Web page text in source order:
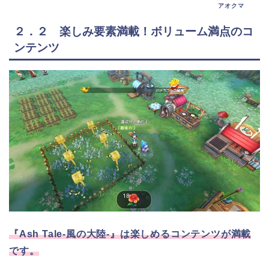
アオクマ
２．２ 楽しみ要素満載！ボリューム満点のコ
ンテンツ
『Ash Tale-風の大陸-』は楽しめるコンテンツが満載
です。